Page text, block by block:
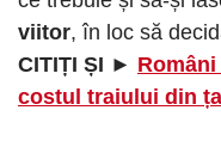
viitor, în loc să
CITIȚI ȘI ►
costul traiului din